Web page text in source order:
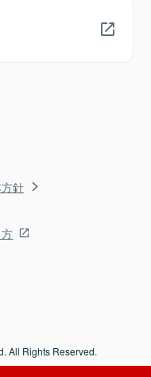
針
All Rights Reserved.